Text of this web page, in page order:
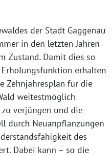
der Stadt Gaggenau
in den letzten Jahren
Zustand. Damit dies so
erhalten
Zehnjahresplan für die
weitestmöglich
verjüngen und die
durch Neuanpflanzungen
des
Dabei kann – so die